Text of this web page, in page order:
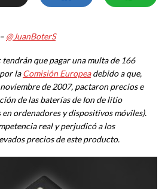
@JuanBoterS
tendrán que pagar una multa de 166
laComisión Europeadebido a que,
de 2007, pactaron precios e
de las baterías de Ion de litio
ordenadores y dispositivos móviles).
real y perjudicó a los
precios de este producto.